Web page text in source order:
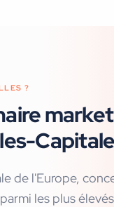
?
Capitale
de l'Europe,
les plus